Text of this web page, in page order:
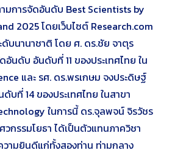
ามการจัดอันดับ Best Scientists by
2025 โดยเว็บไซต์ Research.com
บนานาชาติ โดย ศ. ดร.ชัย จาตุร
นดับ อันดับที่ 11 ของประเทศไทย ใน
และ รศ. ดร.พรเกษม จงประดิษฐ์
บที่ 14 ของประเทศไทย ในสาขา
ในการนี้ ดร.จุลพจน์ จิรวัชร
วกรรมโยธา ได้เป็นตัวแทนภาควิชา
ามยินดีแก่ทั้งสองท่าน ท่ามกลาง